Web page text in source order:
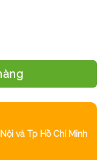
và Tp Hồ Chí Minh